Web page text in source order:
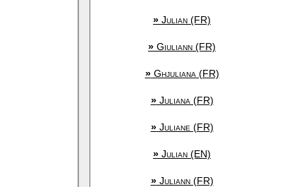
» Julian (FR)
» Giuliann (FR)
»Ghjuliana (FR)
»Juliana (FR)
»Juliane (FR)
» Julian (EN)
»Juliann (FR)